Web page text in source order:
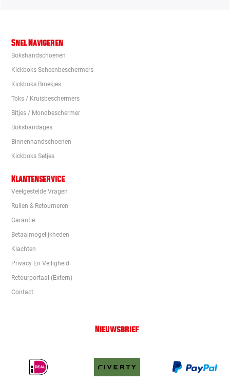
Snel Navigeren
Bokshandschoenen
Kickboks Scheenbeschermers
Kickboks Broekjes
Toks / Kruisbeschermers
Bitjes / Mondbeschermer
Boksbandages
Binnenhandschoenen
Kickboks Setjes
Klantenservice
Veelgestelde Vragen
Ruilen & Retourneren
Garantie
Betaalmogelijkheden
Klachten
Privacy En Veiligheid
Retourportaal (extern)
Contact
Nieuwsbrief